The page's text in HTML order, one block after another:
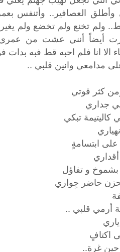
وأطلق العصافير.. وأتنفس
ولم تخنع ولم تخضع ولم
أيضاً أنني عشت من عمري
الا انا فلم احبه قط فبه
مدامعي وانين قلبي ..
كثر قوتي
جداري
تبكي
على ابتسامةٍ
بشموخ و تفاؤل
حاضر جِواري
أرمي قلبي ..
اكتافٍ
غرة..